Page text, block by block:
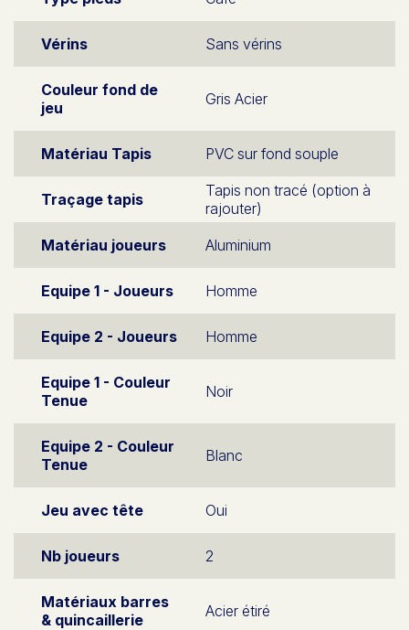
Vérins Sans vérins
Couleur fond de
jeu
Gris Acier
Matériau Tapis PVC sur fond souple
Traçage tapis
Tapis non tracé (option à
rajouter)
Matériau joueurs
Aluminium
Equipe 1 - Joueurs Homme
Equipe 2 - Joueurs Homme
Equipe 1 - Couleur
Tenue
Noir
Equipe 2 - Couleur
Tenue
Blanc
Jeu avec tête Oui
Nb joueurs 2
Matériaux barres
& quincaillerie
Acier étiré